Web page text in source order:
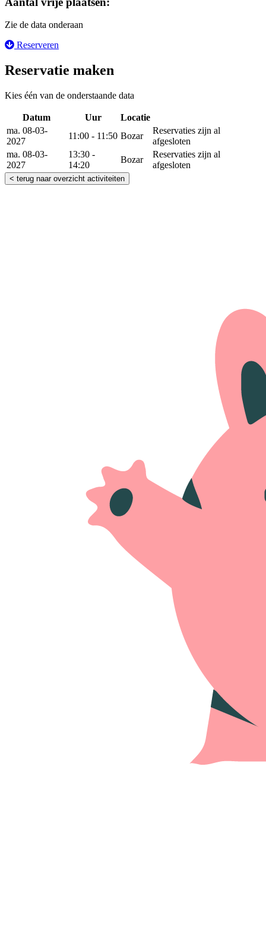
Zie de data onderaan
Reserveren
Reservatie maken
Kies één van de onderstaande data
Datum Uur Locatie
ma. 08-03-
2027
11:00 - 11:50 Bozar
Reservaties zijn al
afgesloten
ma. 08-03-
2027
13:30 -
14:20
Bozar
Reservaties zijn al
afgesloten
< terug naar overzicht activiteiten